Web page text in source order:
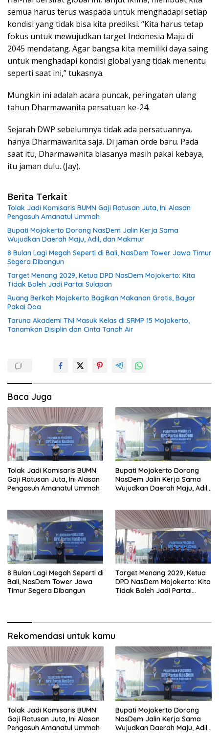
semua harus terus waspada untuk menghadapi setiap
kondisi yang tidak bisa kita prediksi. “Kita harus tetap
fokus untuk mewujudkan target Indonesia Maju di
2045 mendatang. Agar bangsa kita memiliki daya saing
untuk menghadapi kondisi global yang tidak menentu
seperti saat ini,” tukasnya.
Mungkin ini adalah acara puncak, peringatan ulang
tahun Dharmawanita persatuan ke-24.
Sejarah DWP sebelumnya tidak ada persatuannya,
hanya Dharmawanita saja. Di jaman orde baru. Pada
saat itu, Dharmawanita biasanya masih pakai kebaya,
itu jaman dulu. (Jay).
Berita Terkait
Tolak Jadi Komisaris BUMN Gaji Ratusan Juta, Ini Alasan
Pengasuh Amanatul Ummah
Bupati Mojokerto Dorong NasDem Jalin Kerja Sama
Wujudkan Daerah Maju, Adil, dan Makmur
8 Bulan Lagi Megah Seperti di Bali, NasDem Tower Jawa Timur
Segera Dibangun
Target Menang 2029, Ketua DPD NasDem Mojokerto: Kita
Tidak Boleh Jadi Partai Sulapan
Ruang Berkah Mojokerto Bagikan Makanan Gratis, Bayar
Pakai Doa
Taruna Akademi TNI Masuk Kelas di SRMP 15 Mojokerto,
Tanamkan Disiplin dan Cinta Tanah Air
Baca Juga
Tolak Jadi Komisaris BUMN
Gaji Ratusan Juta, Ini Alasan
Pengasuh Amanatul Ummah
Bupati Mojokerto Dorong
NasDem Jalin Kerja Sama
Wujudkan Daerah Maju, Adil,
8 Bulan Lagi Megah Seperti di
Bali, NasDem Tower Jawa
Timur Segera Dibangun
Target Menang 2029, Ketua
DPD NasDem Mojokerto: Kita
Tidak Boleh Jadi Partai
Rekomendasi untuk kamu
Tolak Jadi Komisaris BUMN
Gaji Ratusan Juta, Ini Alasan
Pengasuh Amanatul Ummah
Bupati Mojokerto Dorong
NasDem Jalin Kerja Sama
Wujudkan Daerah Maju, Adil,